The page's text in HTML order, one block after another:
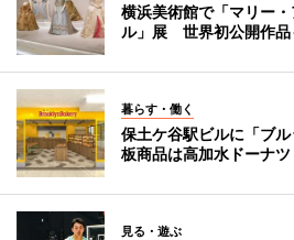
横浜美術館で「マリー
ル」展 世界初公開作品
暮らす・働く
保土ケ谷駅ビルに「ブ
板商品は高加水ドーナツ
見る・遊ぶ